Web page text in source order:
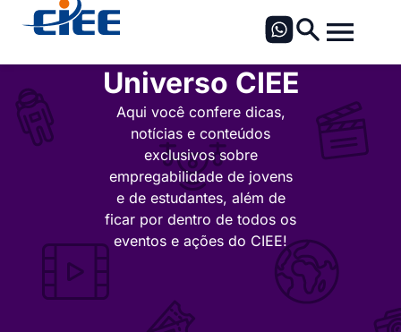
Universo CIEE
Aqui você confere dicas,
notícias e conteúdos
exclusivos sobre
empregabilidade de jovens
e de estudantes, além de
ficar por dentro de todos os
eventos e ações do CIEE!